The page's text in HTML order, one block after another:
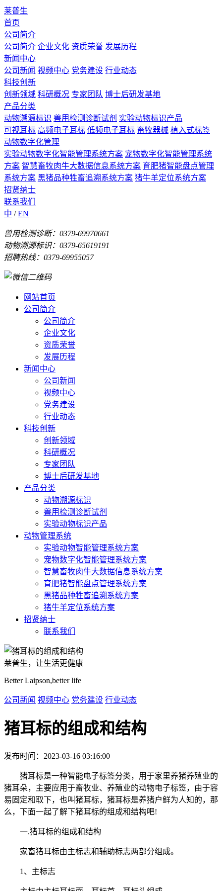
莱普生
首页
公司简介
公司简介 企业文化 资质荣誉 发展历程
新闻中心
公司新闻 视频中心 党务建设 行业动态
科技创新
创新领域 科研概况 专家团队 博士后研发基地
产品分类
动物溯源标识 兽用检测诊断试剂 实验动物标识产品
可视耳标 高频电子耳标 低频电子耳标 畜牧器械 植入式标签
动物数字化管理
实验动物数字化智能管理系统方案 宠物数字化智能管理系统
方案 智慧畜牧肉牛大数据信息系统方案 育肥猪智能盘点管理
系统方案 黑猪品种牲畜追溯系统方案 猪牛羊定位系统方案
招贤纳士
联系我们
中 /EN
兽用检测诊断：0379-69970661
动物溯源标识：0379-65619191
招聘热线：0379-69955057
网站首页
公司简介
公司简介
企业文化
资质荣誉
发展历程
新闻中心
公司新闻
视频中心
党务建设
行业动态
科技创新
创新领域
科研概况
专家团队
博士后研发基地
产品分类
动物溯源标识
兽用检测诊断试剂
实验动物标识产品
动物管理系统
实验动物智能管理系统方案
宠物数字化智能管理系统方案
智慧畜牧肉牛大数据信息系统方案
育肥猪智能盘点管理系统方案
黑猪品种牲畜追溯系统方案
猪牛羊定位系统方案
招贤纳士
联系我们
莱普生，让生活更健康
Better Laipson,better life
公司新闻 视频中心 党务建设 行业动态
猪耳标的组成和结构
发布时间：2023-03-16 03:16:00
猪耳标是一种智能电子标签分类，用于家里养猪养殖业的
猪耳朵，主要应用于畜牧业、养殖业的动物电子标签，由于容
易固定和取下，也叫猪耳标，猪耳标是养猪户鲜为人知的，那
么，下面一起了解下猪耳标的组成和结构吧!
一.猪耳标的组成和结构
家畜猪耳标由主标志和辅助标志两部分组成。
1、主标志